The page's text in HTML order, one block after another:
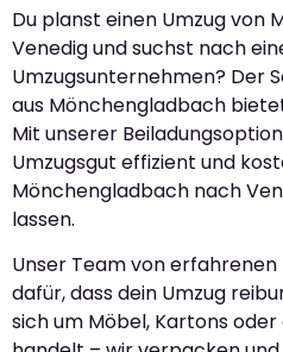
Du planst einen Umzug von
Venedig und suchst nach
Umzugsunternehmen? Der
aus Mönchengladbach
Mit unserer
Umzugsgut effizient und
Mönchengladbach nach
lassen.
Unser Team von
dafür, dass dein Umzug
sich um Möbel, Kartons